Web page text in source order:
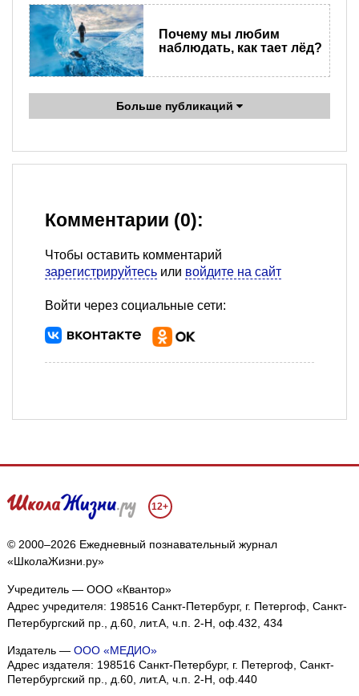
Почему мы любим
наблюдать, как тает лёд?
Больше публикаций
Комментарии (0):
Чтобы оставить комментарий
зарегистрируйтесь или войдите на сайт
Войти через социальные сети:
12+
© 2000–2026 Ежедневный познавательный журнал
«ШколаЖизни.ру»
Учредитель — ООО «Квантор»
Адрес учредителя: 198516 Санкт-Петербург, г. Петергоф, Санкт-
Петербургский пр., д.60, лит.А, ч.п. 2-Н, оф.432, 434
Издатель — ООО «МЕДИО»
Адрес издателя: 198516 Санкт-Петербург, г. Петергоф, Санкт-
Петербургский пр., д.60, лит.А, ч.п. 2-Н, оф.440